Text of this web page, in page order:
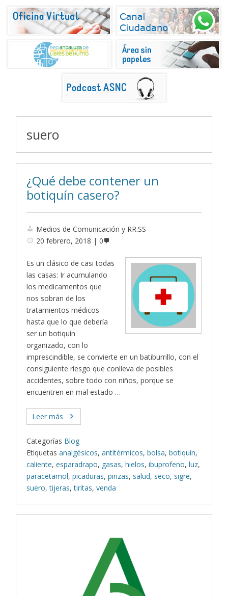
suero
¿Qué debe contener un
botiquín casero?
Medios de Comunicación y RR.SS
20 febrero, 2018
0
Es un clásico de casi todas
las casas: Ir acumulando
los medicamentos que
nos sobran de los
tratamientos médicos
hasta que lo que debería
ser un botiquín
organizado, con lo
imprescindible, se convierte en un batiburrillo, con el
consiguiente riesgo que conlleva de posibles
accidentes, sobre todo con niños, porque se
encuentren en mal estado …
Leer más
Categorías Blog
Etiquetas analgésicos,antitérmicos,bolsa,botiquín,
caliente,esparadrapo, gasas,hielos,ibuprofeno,luz,
paracetamol,picaduras,pinzas, salud, seco, sigre,
suero,tijeras,tiritas,venda